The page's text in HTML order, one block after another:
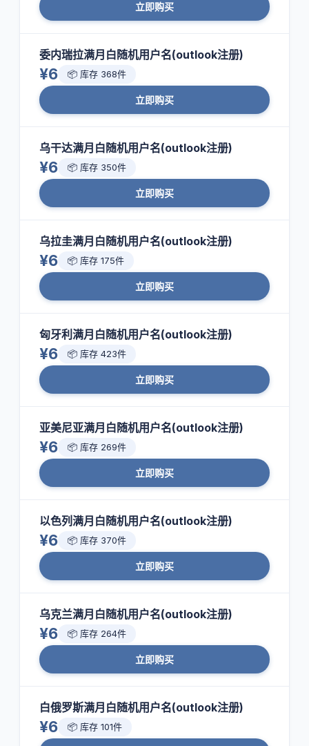
立即购买
委内瑞拉满月白随机用户名(outlook注册)
¥6 📦 库存 368件
立即购买
乌干达满月白随机用户名(outlook注册)
¥6 📦 库存 350件
立即购买
乌拉圭满月白随机用户名(outlook注册)
¥6 📦 库存 175件
立即购买
匈牙利满月白随机用户名(outlook注册)
¥6 📦 库存 423件
立即购买
亚美尼亚满月白随机用户名(outlook注册)
¥6 📦 库存 269件
立即购买
以色列满月白随机用户名(outlook注册)
¥6 📦 库存 370件
立即购买
乌克兰满月白随机用户名(outlook注册)
¥6 📦 库存 264件
立即购买
白俄罗斯满月白随机用户名(outlook注册)
¥6 📦 库存 101件